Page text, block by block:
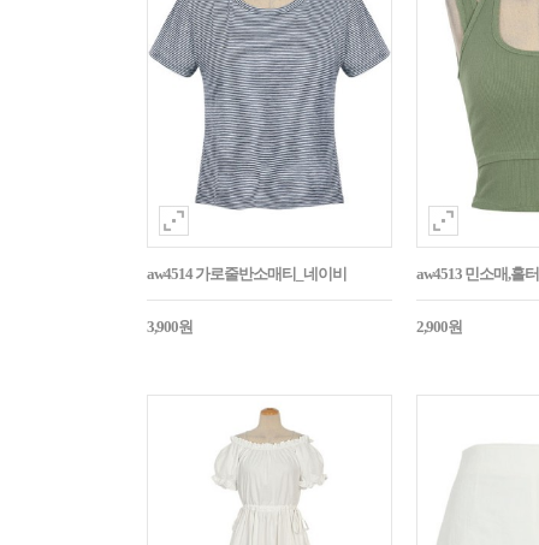
aw4514 가로줄반소매티_네이비
3,900원
aw4513 민소매,홀
2,900원